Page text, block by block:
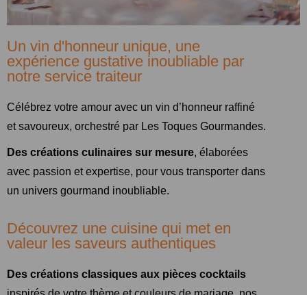
Un vin d'honneur unique, une
expérience gustative inoubliable par
notre service traiteur
Célébrez votre amour avec un vin d’honneur raffiné
et savoureux, orchestré par Les Toques Gourmandes.
Des créations culinaires sur mesure, élaborées
avec passion et expertise, pour vous transporter dans
un univers gourmand inoubliable.
Découvrez une cuisine qui met en
valeur les saveurs authentiques
Des créations classiques aux pièces cocktails